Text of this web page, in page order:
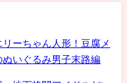
ーちゃん人形！豆腐メ
いぐるみ男子末路編